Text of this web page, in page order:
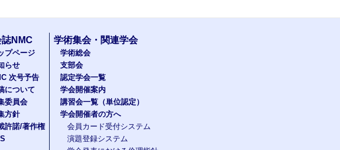
NMC
プページ
らせ
次号予告
について
委員会
方針
許諾/著作権
学術集会・関連学会
学術総会
支部会
認定学会一覧
学会開催案内
講習会一覧（単位認定）
学会開催者の方へ
会員カード受付システム
演題登録システム